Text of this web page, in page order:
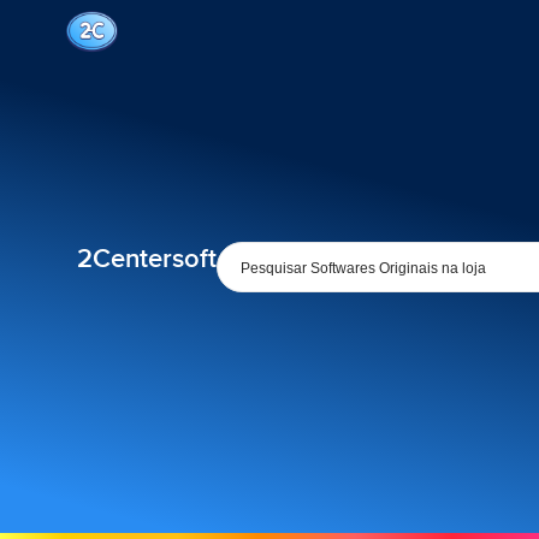
2Centersoft